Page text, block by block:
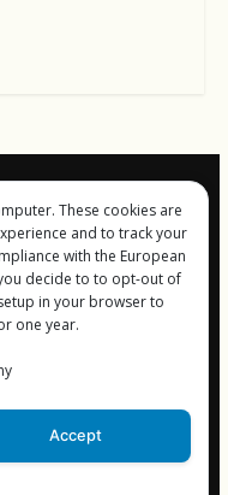
Impressum und
Datenschutz
. Alle Rechte vorbehalten.
These cookies are
and to track your
with the European
decide to to opt-out of
in your browser to
one year.
Accept